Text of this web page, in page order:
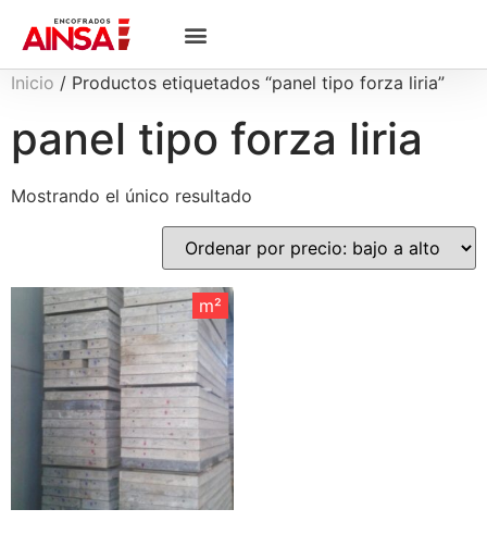
Inicio / Productos etiquetados “panel tipo forza liria”
panel tipo forza liria
Mostrando el único resultado
m²
m²